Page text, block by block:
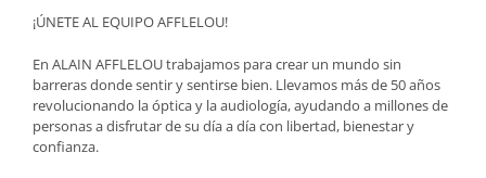
¡ÚNETE AL EQUIPO AFFLELOU!
En ALAIN AFFLELOU trabajamos para crear un mundo sin
barreras donde sentir y sentirse bien. Llevamos más de 50 años
revolucionando la óptica y la audiología, ayudando a millones de
personas a disfrutar de su día a día con libertad, bienestar y
confianza.